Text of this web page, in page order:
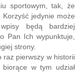
sportowym, tak, że
Korzyść jedynie może
będą bardziej
Pan Ich wypunktuje,
strony.
raz pierwszy w historii
w tym udział